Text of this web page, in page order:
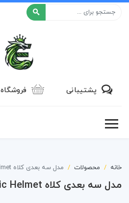
پشتیبانی فروشگاه
خانه محصولات مدل سه بعدی کلاه Post Apocalyptic Helmet
مدل سه بعدی کلاه Post Apocalyptic Helmet